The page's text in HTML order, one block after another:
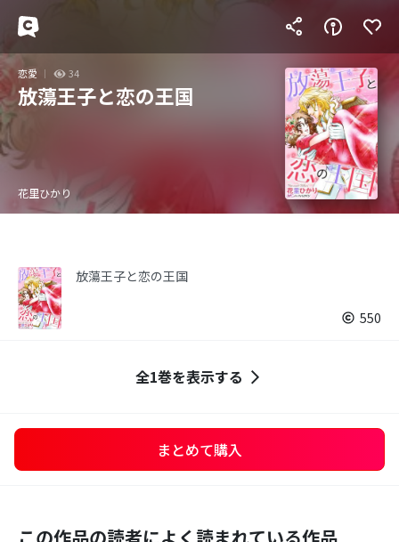
恋愛 34
放蕩王子と恋の王国
花里ひかり
放蕩王子と恋の王国
550
全1巻を表示する
まとめて購入